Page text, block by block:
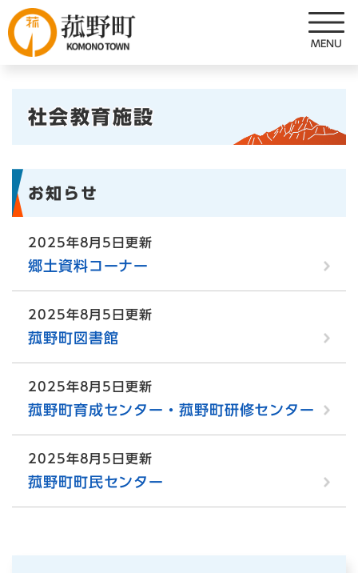
ー
ジ
社会教育施設
お知らせ
2025年8月5日更新
郷土資料コーナー
2025年8月5日更新
菰野町図書館
2025年8月5日更新
菰野町育成センター・菰野町研修センター
2025年8月5日更新
菰野町町民センター